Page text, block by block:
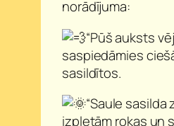
norādījuma:
“Pūš auksts
saspiedāmies
sasildītos.
“Saule sasilda
izpletām rokas un